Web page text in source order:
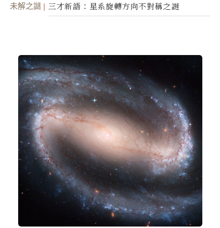
未解之謎 三才新語：星系旋轉方向不對稱之謎